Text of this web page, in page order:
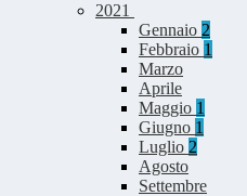
2021
Gennaio 2
Febbraio 1
Marzo
Aprile
Maggio 1
Giugno 1
Luglio 2
Agosto
Settembre